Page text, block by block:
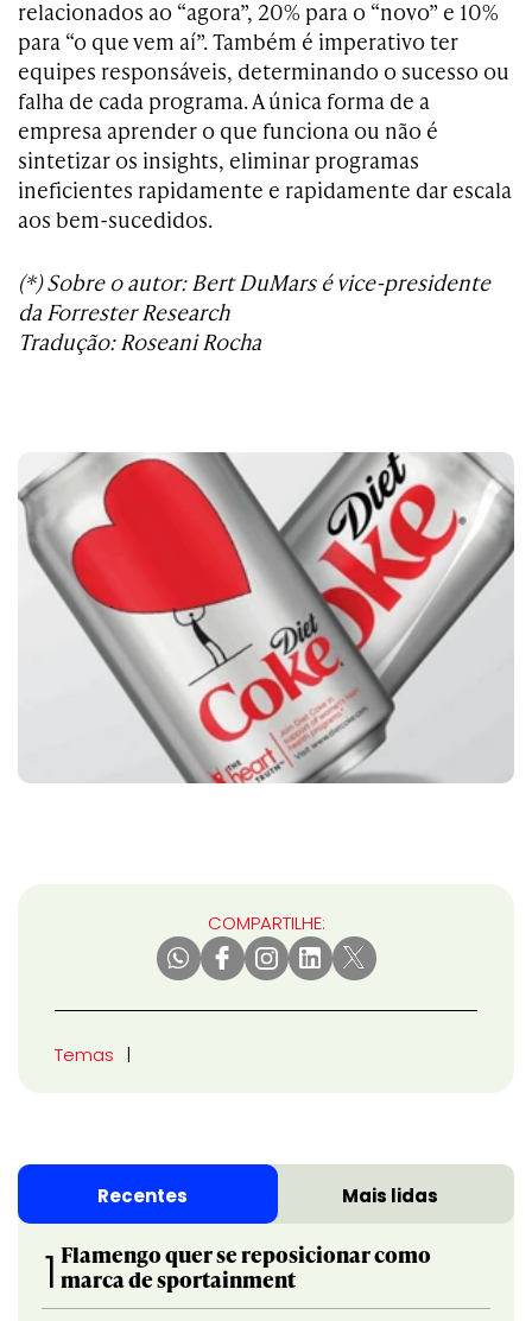
relacionados ao “agora”, 20% para o “novo” e 10%
para “o que vem aí”. Também é imperativo ter
equipes responsáveis, determinando o sucesso ou
falha de cada programa. A única forma de a
empresa aprender o que funciona ou não é
sintetizar os insights, eliminar programas
ineficientes rapidamente e rapidamente dar escala
aos bem-sucedidos.
(*) Sobre o autor: Bert DuMars é vice-presidente
da Forrester Research
Tradução: Roseani Rocha
COMPARTILHE:
Temas
Recentes Mais lidas
1 Flamengo quer se reposicionar como
marca de sportainment